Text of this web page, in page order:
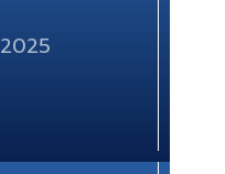
2025